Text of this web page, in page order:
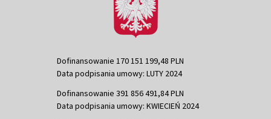
Dofinansowanie 170 151 199,48 PLN
Data podpisania umowy: LUTY 2024
Dofinansowanie 391 856 491,84 PLN
Data podpisania umowy: KWIECIEŃ 2024